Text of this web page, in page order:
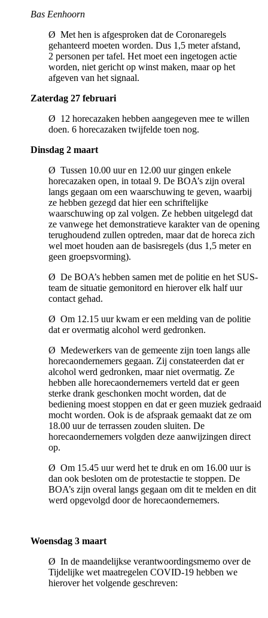
Bas Eenhoorn
Ø Met hen is afgesproken dat de Coronaregels
gehanteerd moeten worden. Dus 1,5 meter afstand,
2 personen per tafel. Het moet een ingetogen actie
worden, niet gericht op winst maken, maar op het
afgeven van het signaal.
Zaterdag 27 februari
Ø 12 horecazaken hebben aangegeven mee te willen
doen. 6 horecazaken twijfelde toen nog.
Dinsdag 2 maart
Ø Tussen 10.00 uur en 12.00 uur gingen enkele
horecazaken open, in totaal 9. De BOA’s zijn overal
langs gegaan om een waarschuwing te geven, waarbij
ze hebben gezegd dat hier een schriftelijke
waarschuwing op zal volgen. Ze hebben uitgelegd dat
ze vanwege het demonstratieve karakter van de opening
terughoudend zullen optreden, maar dat de horeca zich
wel moet houden aan de basisregels (dus 1,5 meter en
geen groepsvorming).
Ø De BOA’s hebben samen met de politie en het SUS-
team de situatie gemonitord en hierover elk half uur
contact gehad.
Ø Om 12.15 uur kwam er een melding van de politie
dat er overmatig alcohol werd gedronken.
Ø Medewerkers van de gemeente zijn toen langs alle
horecaondernemers gegaan. Zij constateerden dat er
alcohol werd gedronken, maar niet overmatig. Ze
hebben alle horecaondernemers verteld dat er geen
sterke drank geschonken mocht worden, dat de
bediening moest stoppen en dat er geen muziek gedraaid
mocht worden. Ook is de afspraak gemaakt dat ze om
18.00 uur de terrassen zouden sluiten. De
horecaondernemers volgden deze aanwijzingen direct
op.
Ø Om 15.45 uur werd het te druk en om 16.00 uur is
dan ook besloten om de protestactie te stoppen. De
BOA’s zijn overal langs gegaan om dit te melden en dit
werd opgevolgd door de horecaondernemers.
Woensdag 3 maart
Ø In de maandelijkse verantwoordingsmemo over de
Tijdelijke wet maatregelen COVID-19 hebben we
hierover het volgende geschreven: